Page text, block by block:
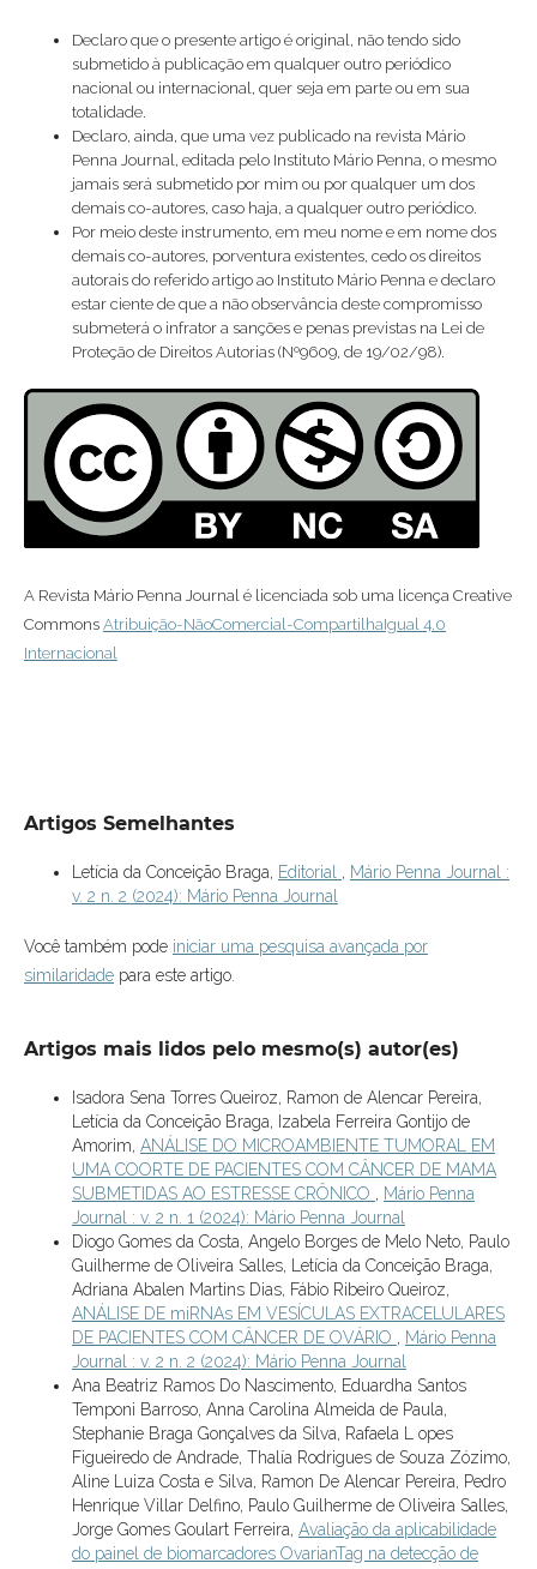
Declaro que o presente artigo é original, não tendo sido
submetido à publicação em qualquer outro periódico
nacional ou internacional, quer seja em parte ou em sua
totalidade.
Declaro, ainda, que uma vez publicado na revista Mário
Penna Journal, editada pelo Instituto Mário Penna, o mesmo
jamais será submetido por mim ou por qualquer um dos
demais co-autores, caso haja, a qualquer outro periódico.
Por meio deste instrumento, em meu nome e em nome dos
demais co-autores, porventura existentes, cedo os direitos
autorais do referido artigo ao Instituto Mário Penna e declaro
estar ciente de que a não observância deste compromisso
submeterá o infrator a sanções e penas previstas na Lei de
Proteção de Direitos Autorias (Nº9609, de 19/02/98).
A Revista Mário Penna Journal é licenciada sob uma licença Creative
Commons Atribuição-NãoComercial-CompartilhaIgual 4.0
Internacional
Artigos Semelhantes
Letícia da Conceição Braga, Editorial , Mário Penna Journal :
v. 2 n. 2 (2024): Mário Penna Journal
Você também pode iniciar uma pesquisa avançada por
similaridadepara este artigo.
Artigos mais lidos pelo mesmo(s) autor(es)
Isadora Sena Torres Queiroz, Ramon de Alencar Pereira,
Letícia da Conceição Braga, Izabela Ferreira Gontijo de
Amorim, ANÁLISE DO MICROAMBIENTE TUMORAL EM
UMA COORTE DE PACIENTES COM CÂNCER DE MAMA
SUBMETIDAS AO ESTRESSE CRÔNICO , Mário Penna
Journal : v. 2 n. 1 (2024): Mário Penna Journal
Diogo Gomes da Costa, Angelo Borges de Melo Neto, Paulo
Guilherme de Oliveira Salles, Letícia da Conceição Braga,
Adriana Abalen Martins Dias, Fábio Ribeiro Queiroz,
ANÁLISE DE miRNAs EM VESÍCULAS EXTRACELULARES
DE PACIENTES COM CÂNCER DE OVÁRIO , Mário Penna
Journal : v. 2 n. 2 (2024): Mário Penna Journal
Ana Beatriz Ramos Do Nascimento, Eduardha Santos
Temponi Barroso, Anna Carolina Almeida de Paula,
Stephanie Braga Gonçalves da Silva, Rafaela L opes
Figueiredo de Andrade, Thalía Rodrigues de Souza Zózimo,
Aline Luiza Costa e Silva, Ramon De Alencar Pereira, Pedro
Henrique Villar Delfino, Paulo Guilherme de Oliveira Salles,
Jorge Gomes Goulart Ferreira, Avaliação da aplicabilidade
do painel de biomarcadores OvarianTag na detecção de